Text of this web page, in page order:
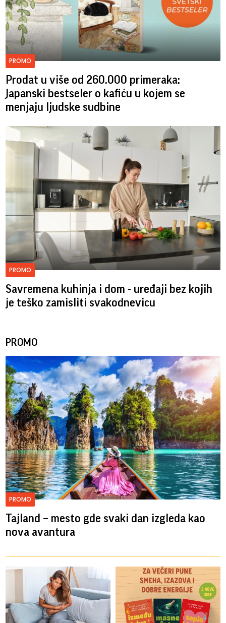
PROMO
Prodat u više od 260.000 primeraka:
Japanski bestseler o kafiću u kojem se
menjaju ljudske sudbine
PROMO
Savremena kuhinja i dom - uređaji bez kojih
je teško zamisliti svakodnevicu
PROMO
PROMO
Tajland – mesto gde svaki dan izgleda kao
nova avantura